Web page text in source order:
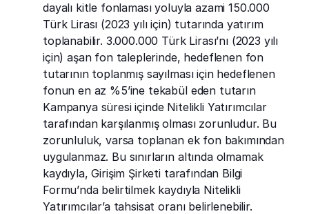
dayalı kitle fonlaması yoluyla azami 150.000
Türk Lirası (2023 yılı için) tutarında yatırım
toplanabilir. 3.000.000 Türk Lirası’nı (2023 yılı
için) aşan fon taleplerinde, hedeflenen fon
tutarının toplanmış sayılması için hedeflenen
fonun en az %5’ine tekabül eden tutarın
Kampanya süresi içinde Nitelikli Yatırımcılar
tarafından karşılanmış olması zorunludur. Bu
zorunluluk, varsa toplanan ek fon bakımından
uygulanmaz. Bu sınırların altında olmamak
kaydıyla, Girişim Şirketi tarafından Bilgi
Formu’nda belirtilmek kaydıyla Nitelikli
Yatırımcılar’a tahsisat oranı belirlenebilir.